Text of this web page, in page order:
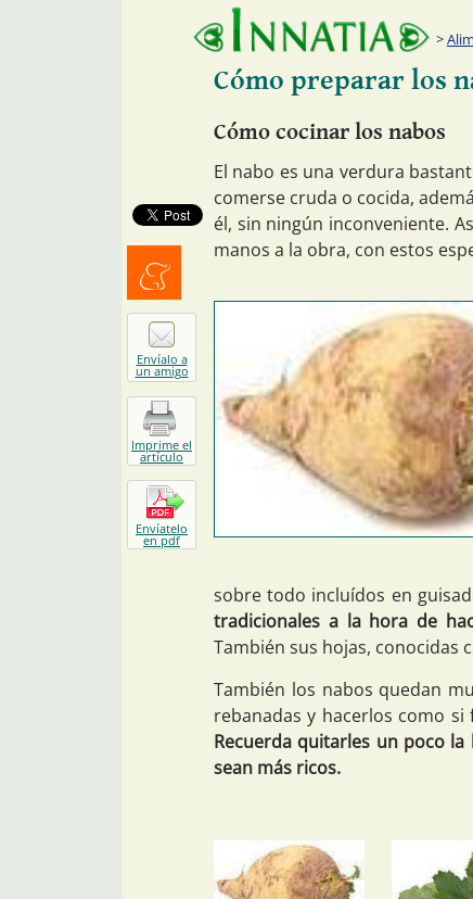
Cómo preparar los
Cómo cocinar los nabos
El nabo es una verdura
comerse cruda o cocida,
él, sin ningún inconveniente.
manos a la obra, con estos
sobre todo incluídos en
tradicionales a la hora de
También sus hojas, conocidas
También los nabos quedan
rebanadas y hacerlos como
Recuerda quitarles un poco
sean más ricos.
Menéalo
Envíalo a
un amigo
Imprime el
artículo
Envíatelo
en pdf